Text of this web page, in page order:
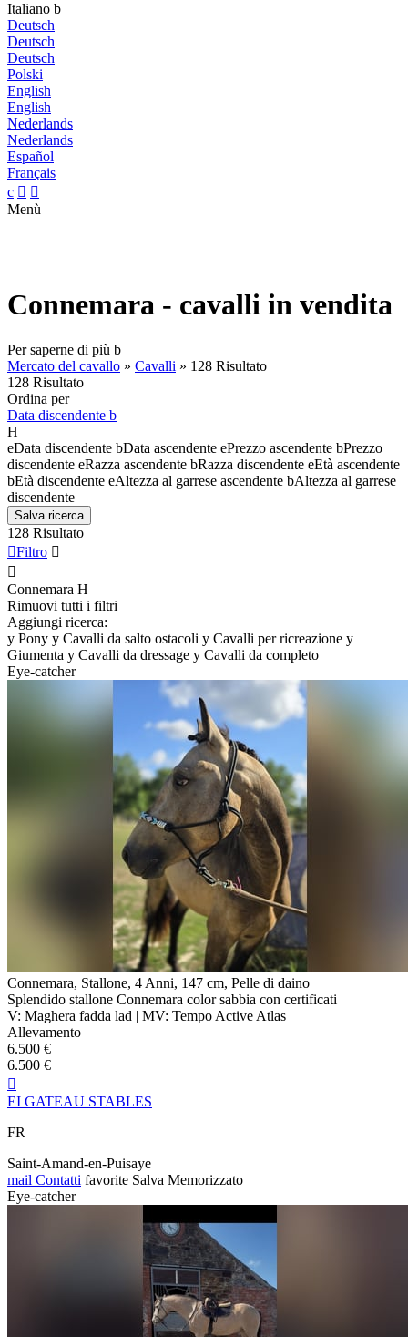
Italiano b
Deutsch
Deutsch
Deutsch
Polski
English
English
Nederlands
Nederlands
Español
Français
c  
Menù
Connemara - cavalli in vendita
Per saperne di più b
Mercato del cavallo » Cavalli » 128 Risultato
128 Risultato
Ordina per
Data discendente b
H
eData discendente bData ascendente ePrezzo ascendente bPrezzo
discendente eRazza ascendente bRazza discendente eEtà ascendente
bEtà discendente eAltezza al garrese ascendente bAltezza al garrese
discendente
Salva ricerca
128 Risultato
Filtro 

Connemara H
Rimuovi tutti i filtri
Aggiungi ricerca:
y Pony y Cavalli da salto ostacoli y Cavalli per ricreazione y
Giumenta y Cavalli da dressage y Cavalli da completo
Eye-catcher
Connemara, Stallone, 4 Anni, 147 cm, Pelle di daino
Splendido stallone Connemara color sabbia con certificati
V: Maghera fadda lad | MV: Tempo Active Atlas
Allevamento
6.500 €
6.500 €

EI GATEAU STABLES
FR
Saint-Amand-en-Puisaye
mail Contatti favorite Salva Memorizzato
Eye-catcher